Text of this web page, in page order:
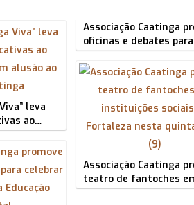
leva
ao…
Associação Caatinga
oficinas e debates
Associação Caatinga
teatro de fantoches